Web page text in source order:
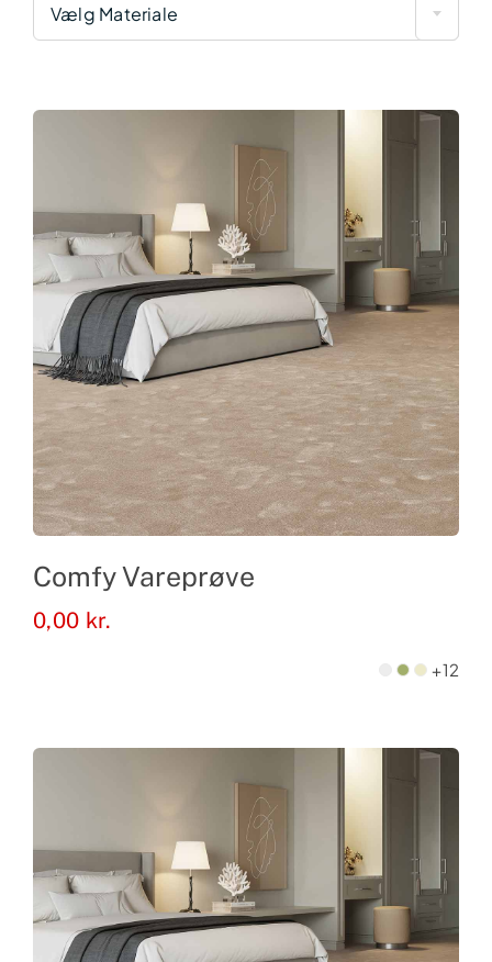
Vælg Materiale
Comfy Vareprøve
0,00 kr.
+12